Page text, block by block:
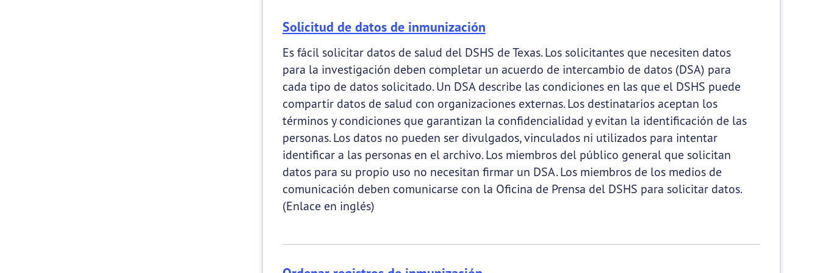
Solicitud de datos de inmunización
Es fácil solicitar datos de salud del DSHS de Texas. Los solicitantes que necesiten datos
para la investigación deben completar un acuerdo de intercambio de datos (DSA) para
cada tipo de datos solicitado. Un DSA describe las condiciones en las que el DSHS puede
compartir datos de salud con organizaciones externas. Los destinatarios aceptan los
términos y condiciones que garantizan la confidencialidad y evitan la identificación de las
personas. Los datos no pueden ser divulgados, vinculados ni utilizados para intentar
identificar a las personas en el archivo. Los miembros del público general que solicitan
datos para su propio uso no necesitan firmar un DSA. Los miembros de los medios de
comunicación deben comunicarse con la Oficina de Prensa del DSHS para solicitar datos.
(Enlace en inglés)